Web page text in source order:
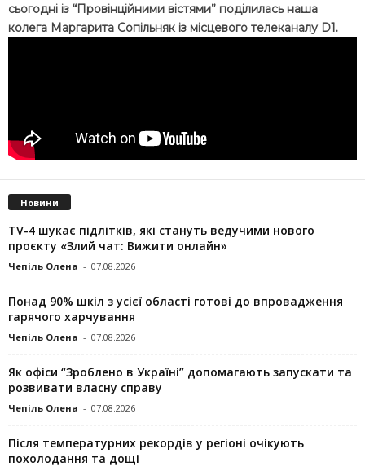
сьогодні із “Провінційними вістями” поділилась наша
колега Маргарита Сопільняк із місцевого телеканалу D1.
Новини
TV-4 шукає підлітків, які стануть ведучими нового
проєкту «Злий чат: Вижити онлайн»
Чепіль Олена - 07.08.2026
Понад 90% шкіл з усієї області готові до впровадження
гарячого харчування
Чепіль Олена - 07.08.2026
Як офіси “Зроблено в Україні” допомагають запускaти та
розвивати власну справу
Чепіль Олена - 07.08.2026
Після температурних рекордів у регіоні очікують
похолодання та дощі